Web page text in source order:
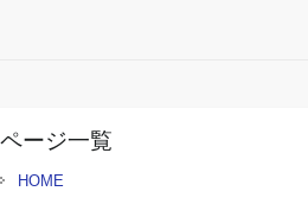
ページ一覧
HOME